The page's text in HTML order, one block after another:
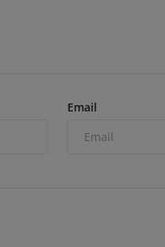
Email